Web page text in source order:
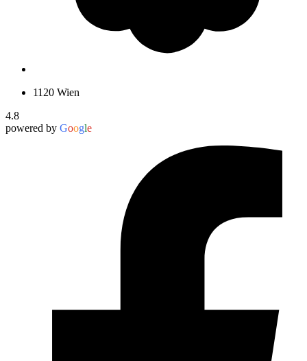
1120 Wien
4.8
powered by Google